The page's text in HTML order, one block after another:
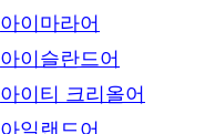
아이마라어
아이슬란드어
아이티 크리올어
아일랜드어